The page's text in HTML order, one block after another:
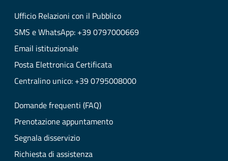
Ufficio Relazioni con il Pubblico
SMS e WhatsApp: +39 0797000669
Email istituzionale
Posta Elettronica Certificata
Centralino unico: +39 0795008000
Domande frequenti (FAQ)
Prenotazione appuntamento
Segnala disservizio
Richiesta di assistenza